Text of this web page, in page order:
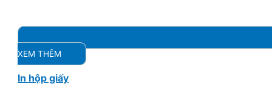
XEM THÊM
In hộp giấy